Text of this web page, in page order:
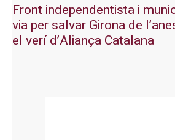
Front independentista i
via per salvar Girona de
el verí d’Aliança Catalana